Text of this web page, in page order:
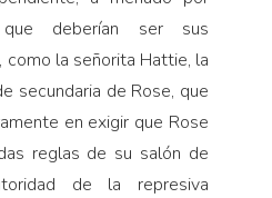
que deberían ser sus
como la señorita Hattie, la
secundaria de Rose, que
en exigir que Rose
reglas de su salón de
de la represiva